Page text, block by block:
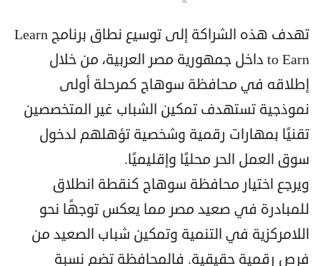
تهدف هذه الشراكة إلى توسيع نطاق برنامج Learn
to Earn داخل جمهورية مصر العربية، من خلال
إطلاقه في محافظة سوهاج كمرحلة أولى
نموذجية تستهدف تمكين الشباب غير المتخصصين
تقنيًا بمهارات رقمية وشخصية تؤهلهم لدخول
سوق العمل الحر محليًا وإقليميًا.
ويرجع اختيار محافظة سوهاج كنقطة انطلاق
للمبادرة في صعيد مصر مما يعكس توجهًا نحو
اللامركزية في التنمية وتمكين شباب الصعيد من
فرص رقمية حقيقية. فالمحافظة تضم نسبة